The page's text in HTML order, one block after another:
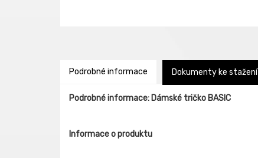
Podrobné informace Dokumenty ke stažení
Podrobné informace: Dámské tričko BASIC
Informace o produktu